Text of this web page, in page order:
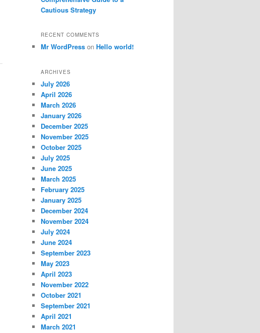
Cautious Strategy
RECENT COMMENTS
Mr WordPress on Hello world!
ARCHIVES
July 2026
April 2026
March 2026
January 2026
December 2025
November 2025
October 2025
July 2025
June 2025
March 2025
February 2025
January 2025
December 2024
November 2024
July 2024
June 2024
September 2023
May 2023
April 2023
November 2022
October 2021
September 2021
April 2021
March 2021